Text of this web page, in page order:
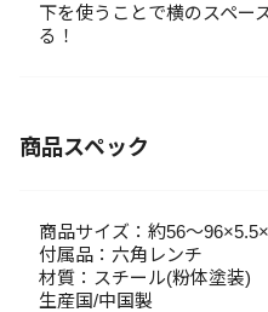
下を使うことで横のスペー
る！
商品スペック
商品サイズ：約56～
付属品：六角レンチ
材質：スチール(粉体塗装)
生産国/中国製